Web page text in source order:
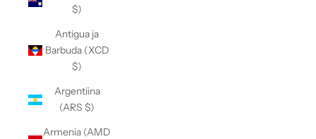
$)
Antigua ja
Barbuda (XCD
$)
Argentiina
(ARS $)
Armenia (AMD